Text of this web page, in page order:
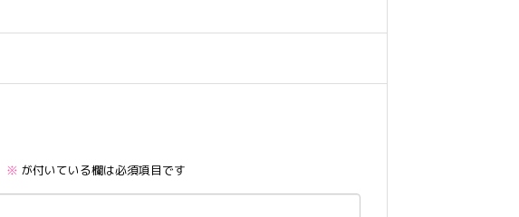
※ が付いている欄は必須項目です